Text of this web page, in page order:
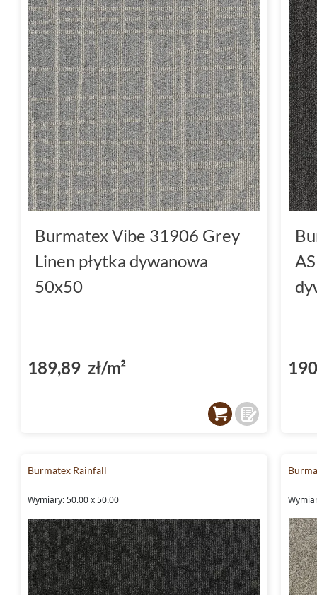
Burmatex Vibe 31906 Grey
Linen płytka dywanowa
50x50
189,89 zł/m²
Burmatex Rainfall
Wymiary: 50.00 x 50.00